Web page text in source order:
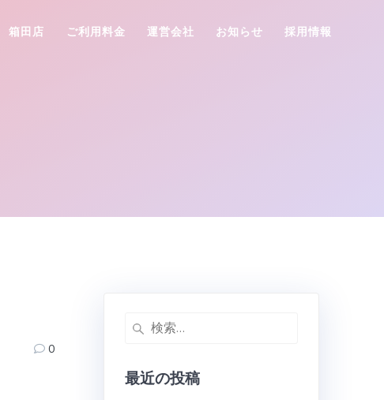
箱田店 ご利用料金 運営会社 お知らせ 採用情報
0
検
最近の投稿